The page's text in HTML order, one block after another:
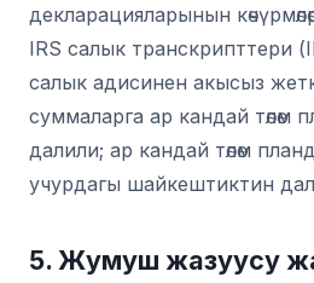
декларацияларынын
IRS салык транскрипттери
салык адисинен акысыз
суммаларга ар кандай төлөм
далили; ар кандай төлөм
учурдагы шайкештиктин
5. Жумуш жазуусу